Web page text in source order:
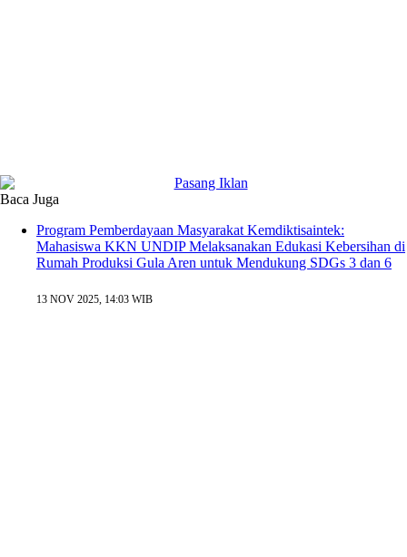
Baca Juga
Program Pemberdayaan Masyarakat Kemdiktisaintek:
Mahasiswa KKN UNDIP Melaksanakan Edukasi Kebersihan di
Rumah Produksi Gula Aren untuk Mendukung SDGs 3 dan 6
13 NOV 2025, 14:03 WIB